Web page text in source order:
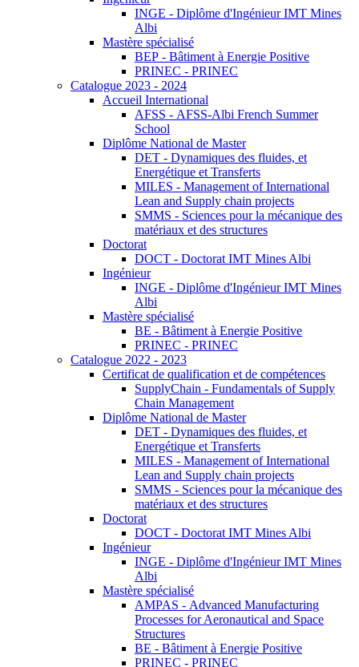
INGE - Diplôme d'Ingénieur IMT Mines
Albi
Mastère spécialisé
BEP - Bâtiment à Energie Positive
PRINEC - PRINEC
Catalogue 2023 - 2024
Accueil International
AFSS - AFSS-Albi French Summer
School
Diplôme National de Master
DET - Dynamiques des fluides, et
Energétique et Transferts
MILES - Management of International
Lean and Supply chain projects
SMMS - Sciences pour la mécanique des
matériaux et des structures
Doctorat
DOCT - Doctorat IMT Mines Albi
Ingénieur
INGE - Diplôme d'Ingénieur IMT Mines
Albi
Mastère spécialisé
BE - Bâtiment à Energie Positive
PRINEC - PRINEC
Catalogue 2022 - 2023
Certificat de qualification et de compétences
SupplyChain - Fundamentals of Supply
Chain Management
Diplôme National de Master
DET - Dynamiques des fluides, et
Energétique et Transferts
MILES - Management of International
Lean and Supply chain projects
SMMS - Sciences pour la mécanique des
matériaux et des structures
Doctorat
DOCT - Doctorat IMT Mines Albi
Ingénieur
INGE - Diplôme d'Ingénieur IMT Mines
Albi
Mastère spécialisé
AMPAS - Advanced Manufacturing
Processes for Aeronautical and Space
Structures
BE - Bâtiment à Energie Positive
PRINEC - PRINEC